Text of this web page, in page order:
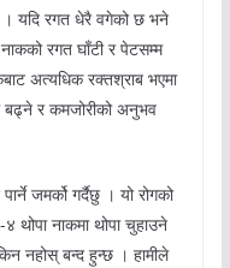
। यदि रगत धेरै वगेको छ भने
रगत घाँटी र पेटसम्म
अत्यधिक रक्तश्राब भएमा
बढ्ने र कमजोरीको अनुभव
जमर्को गर्दैछु । यो रोगको
थोपा नाकमा थोपा चुहाउने
नहोस् बन्द हुन्छ । हामीले